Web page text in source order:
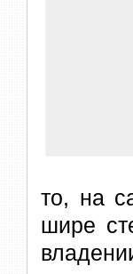
то, на
шире